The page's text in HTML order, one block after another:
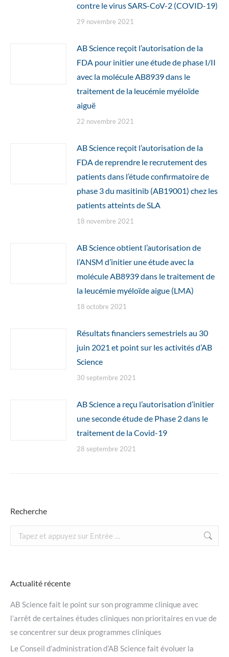
contre le virus SARS-CoV-2 (COVID-19)
29 novembre 2021
AB Science reçoit l’autorisation de la
FDA pour initier une étude de phase I/II
avec la molécule AB8939 dans le
traitement de la leucémie myéloïde
aiguë
22 novembre 2021
AB Science reçoit l’autorisation de la
FDA de reprendre le recrutement des
patients dans l’étude confirmatoire de
phase 3 du masitinib (AB19001) chez les
patients atteints de SLA
18 novembre 2021
AB Science obtient l’autorisation de
l’ANSM d’initier une étude avec la
molécule AB8939 dans le traitement de
la leucémie myéloïde aigue (LMA)
18 octobre 2021
Résultats financiers semestriels au 30
juin 2021 et point sur les activités d’AB
Science
30 septembre 2021
AB Science a reçu l’autorisation d’initier
une seconde étude de Phase 2 dans le
traitement de la Covid-19
28 septembre 2021
Recherche
Recherche
:
Actualité récente
AB Science fait le point sur son programme clinique avec
l’arrêt de certaines études cliniques non prioritaires en vue de
se concentrer sur deux programmes cliniques
Le Conseil d’administration d’AB Science fait évoluer la